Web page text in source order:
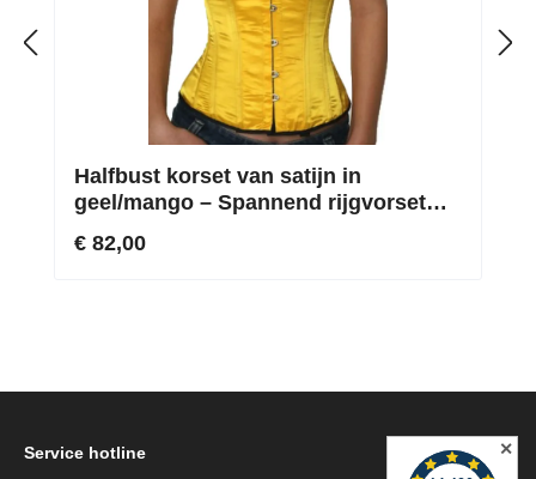
Halfbust korset van satijn in
geel/mango – Spannend rijgvorset
€ 82,00
Service hotline ✕